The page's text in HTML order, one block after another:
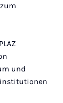
und
institutionen